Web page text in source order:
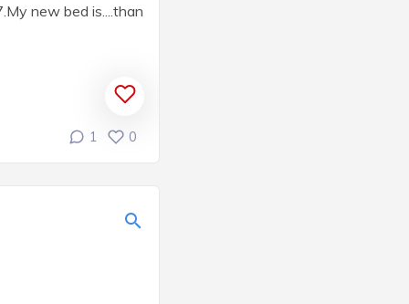
new bed is....than
1 0